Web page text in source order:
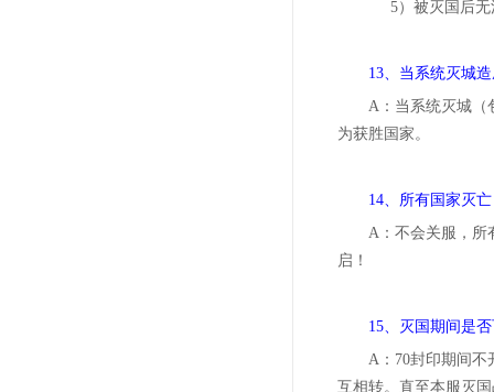
5）被灭国后无
13、当系统灭城
A：当系统灭城（
为获胜国家。
14、所有国家灭
A：不会关服，所
启！
15、灭国期间是
A：70封印期间不
互相转。直至本服灭